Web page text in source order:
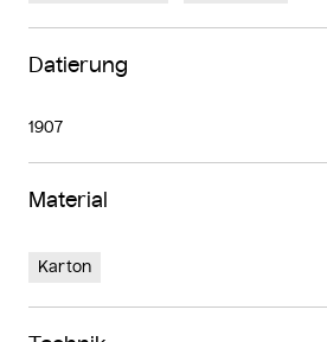
Datierung
1907
Material
Karton